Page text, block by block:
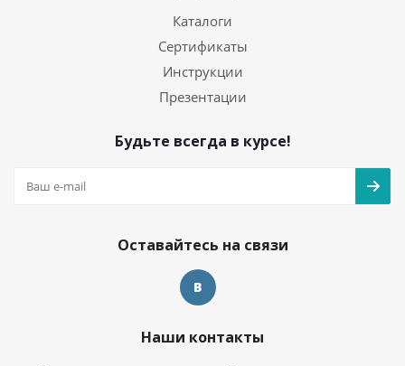
Каталоги
Сертификаты
Инструкции
Презентации
Будьте всегда в курсе!
Оставайтесь на связи
Наши контакты